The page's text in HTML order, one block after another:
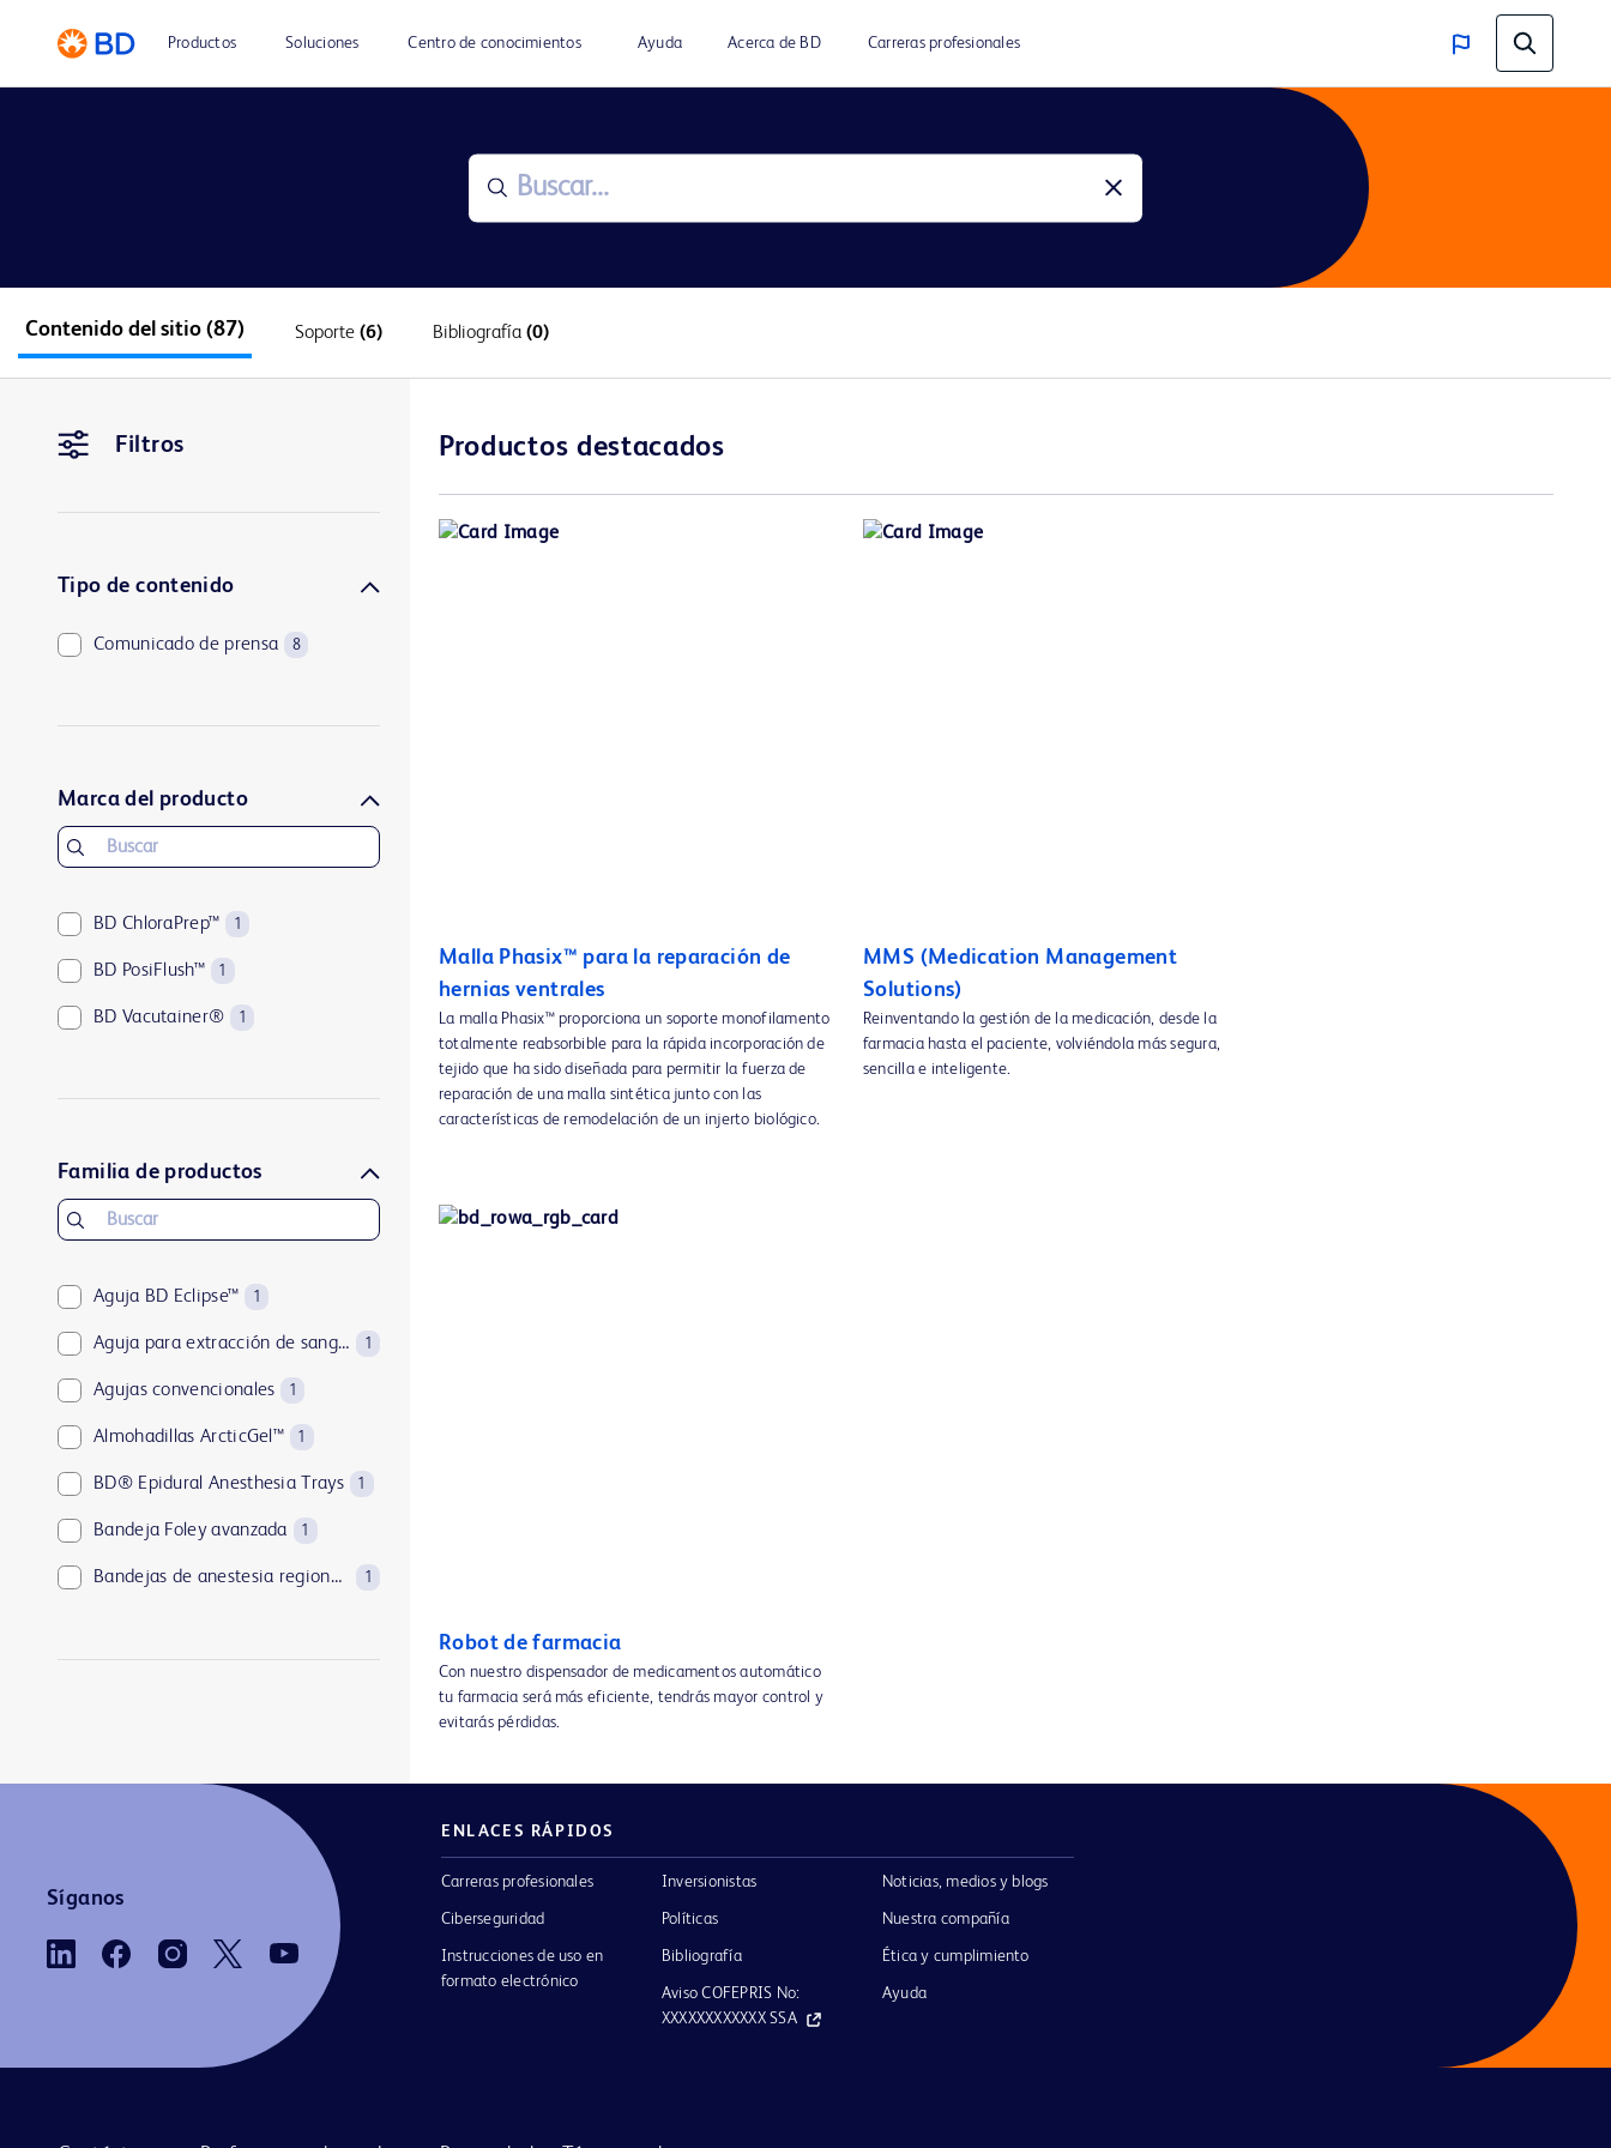
Productos Soluciones Centro de conocimientos Ayuda Acerca de BD Carreras profesionales
Contenido del sitio (87) Soporte (6) Bibliografía (0)
Filtros
Tipo de contenido
Comunicado de prensa 8
Marca del producto
BD ChloraPrep™ 1
BD PosiFlush™ 1
BD Vacutainer® 1
Familia de productos
Aguja BD Eclipse™ 1
Aguja para extracción de sangre BD Vacutainer® Eclipse™ 1
Agujas convencionales 1
Almohadillas ArcticGel™ 1
BD® Epidural Anesthesia Trays 1
Bandeja Foley avanzada 1
Bandejas de anestesia regional BD® 1
Catéter PowerPICC™, radiología intervencionista
Catéter para ATP con balón recubierto de fármaco Lutonix™ 035 para fístula AV disfuncional
Productos destacados
Malla Phasix™ para la reparación de
hernias ventrales
La malla Phasix™ proporciona un soporte monofilamento
totalmente reabsorbible para la rápida incorporación de
tejido que ha sido diseñada para permitir la fuerza de
reparación de una malla sintética junto con las
características de remodelación de un injerto biológico.
MMS (Medication Management
Solutions)
Reinventando la gestión de la medicación, desde la
farmacia hasta el paciente, volviéndola más segura,
sencilla e inteligente.
Robot de farmacia
Con nuestro dispensador de medicamentos automático
tu farmacia será más eficiente, tendrás mayor control y
evitarás pérdidas.
Síganos
ENLACES RÁPIDOS
Carreras profesionales
Ciberseguridad
Instrucciones de uso en
formato electrónico
Inversionistas
Políticas
Bibliografía
Aviso COFEPRIS No:
XXXXXXXXXXXX SSA
Noticias, medios y blogs
Nuestra compañía
Ética y cumplimiento
Ayuda